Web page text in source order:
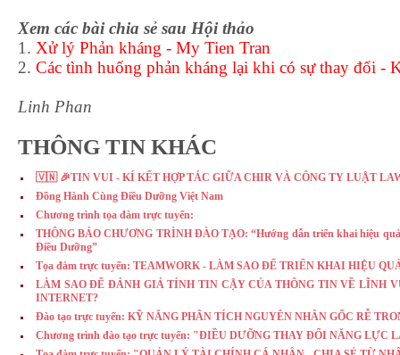
Xem các bài chia sẻ sau Hội thảo
1. Xử lý Phản kháng - My Tien Tran
2. Các tình huống phản kháng lại khi có sự thay đổi -
Linh Phan
THÔNG TIN KHÁC
🇻🇳 🎉TIN VUI - KÍ KẾT HỢP TÁC GIỮA CHIR VÀ CÔNG TY LUẬT
Đồng Hành Cùng Điều Dưỡng Việt Nam
Chương trình tọa đàm trực tuyến:
THÔNG BÁO CHƯƠNG TRÌNH ĐÀO TẠO: “Hướng dẫn triển khai hiệu
Điều Dưỡng”
Tọa đàm trực tuyến: TEAMWORK - LÀM SAO ĐỂ TRIỂN KHAI HIỆU
LÀM SAO ĐỂ ĐÁNH GIÁ TÍNH TIN CẬY CỦA THÔNG TIN VỀ LĨNH
INTERNET?
Đào tạo trực tuyến: KỸ NĂNG PHÂN TÍCH NGUYÊN NHÂN GỐC RỄ
Chương trình đào tạo trực tuyến: "ĐIỀU DƯỠNG THAY ĐỔI NĂNG LỰC